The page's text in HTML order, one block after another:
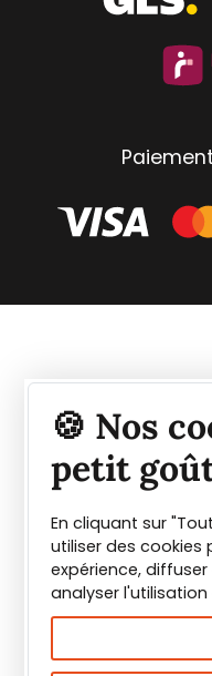
🍪 Nos
petit
En cliquant sur
utiliser des cookies
expérience,
analyser
Tout
épices
Inscrivez
téléchargez
épices de Max